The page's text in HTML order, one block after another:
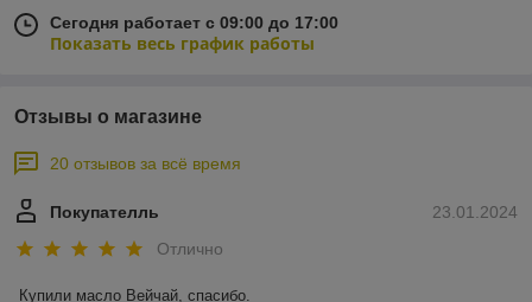
Сегодня работает с 09:00 до 17:00
Показать весь график работы
Отзывы о магазине
20 отзывов за всё время
23.01.2024
Покупателль
Отлично
Купили масло Вейчай, спасибо.